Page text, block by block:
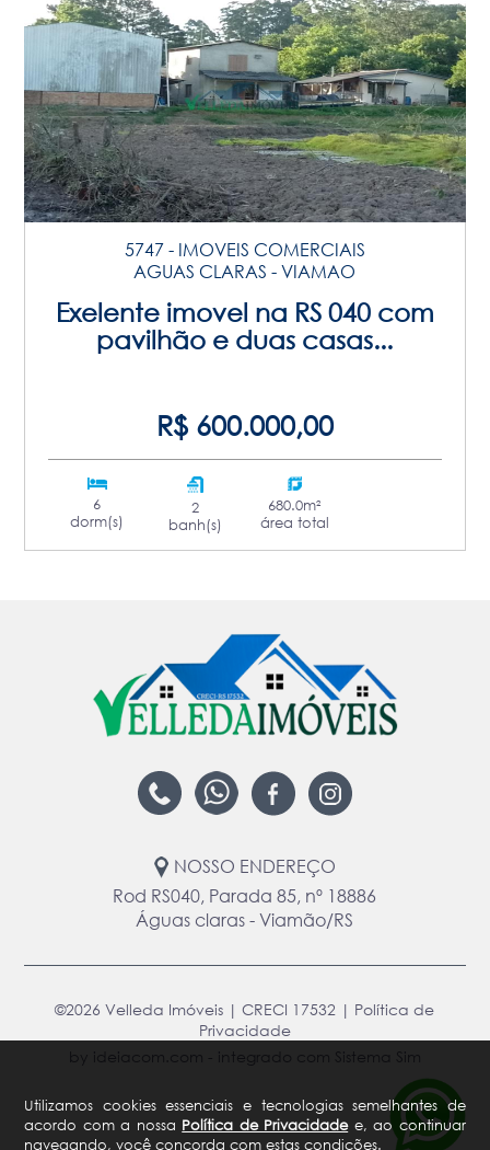
Utilizamos cookies essenciais e tecnologias semelhantes de
acordo com a nossa Política de Privacidadee, ao continuar
navegando, você concorda com estas condições.
5747 - IMOVEIS COMERCIAIS
AGUAS CLARAS - VIAMAO
Exelente imovel na RS 040 com
pavilhão e duas casas...
R$ 600.000,00
6
dorm(s)
2
banh(s)
680.0m²
área total
NOSSO ENDEREÇO
Rod RS040, Parada 85, nº 18886
Águas claras - Viamão/RS
©2026 Velleda Imóveis | CRECI 17532 | Política de
Privacidade
by ideiacom.com
- integrado com Sistema Sim